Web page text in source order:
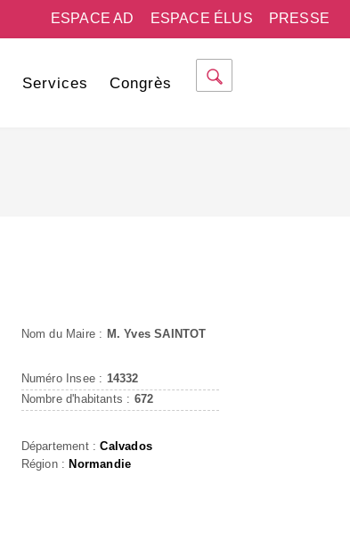
PRESSE
ESPACE ÉLUS
ESPACE AD
Services Congrès
Nom du Maire : M. Yves SAINTOT
Numéro Insee : 14332
Nombre d'habitants : 672
Département :Calvados
Région : Normandie